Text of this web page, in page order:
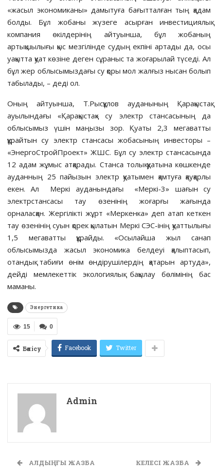
«жасыл экономиканы» дамытуға бағытталған тың қадам
болды. Бұл жобаны жүзеге асырған инвестициялық
компания өкілдерінің айтуынша, бұл жобаның
артықшылығы қыс мезгілінде судың екпіні артады да, осы
уақытта қуат көзіне деген сұраныс та жоғарылай түседі. Ал
бұл жер облысымыздағы су қоры мол жалғыз нысан болып
табылады, – деді ол.
Оның айтуынша, Т.Рысқұлов ауданының Қарақыстақ
ауылындағы «Қарақыстақ» су электр стансасының да
облысымыз үшін маңызы зор. Қуаты 2,3 мегаватты
құрайтын су электр стансасы жобасының инвесторы –
«ЭнергоСтройПроект» ЖШС. Бұл су электр стансасында
12 адам жұмыс атқарады. Станса толық қуатына көшкенде
ауданның 25 пайызын электр қуатымен қамтуға қауқарлы
екен. Ал Меркі ауданындағы «Меркі-3» шағын су
электрстансасы тау өзенінің жоғарғы жағында
орналасқан. Жергілікті жұрт «Меркенка» деп атап кеткен
тау өзенінің суын қорек қылатын Меркі СЭС-інің қуаттылығы
1,5 мегаватты құрайды. «Осылайша жыл санап
облысымызда жасыл экономика белдеуі қалыптасып,
отандық табиғи өнім өндірушілердің қатарын артуда»,
дейді мемлекеттік экологиялық бақылау бөлімінің бас
маманы.
Энергетика
0
15
Бөлісу Facebook Twitter
Admin
АЛДЫҢҒЫ ЖАЗБА КЕЛЕСІ ЖАЗБА